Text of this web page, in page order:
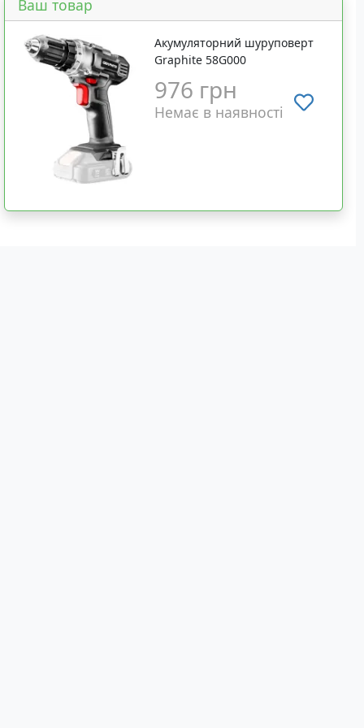
Ваш товар
Акумуляторний шуруповерт
Graphite 58G000
976 грн
Немає в наявності